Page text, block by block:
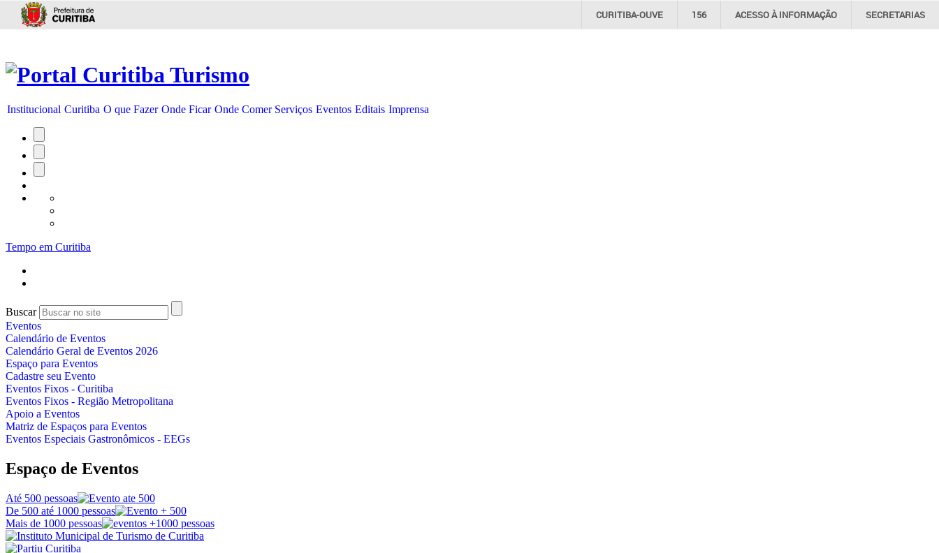
Ir para conteúdo CURITIBA-OUVE 156 ACESSO ÀINFORMAÇÃO SECRETARIAS
Institucional Curitiba O que Fazer Onde Ficar Onde Comer Serviços Eventos Editais Imprensa
Tempo em Curitiba
Buscar
Eventos
Calendário de Eventos
Calendário Geral de Eventos 2026
Espaço para Eventos
Cadastre seu Evento
Eventos Fixos - Curitiba
Eventos Fixos - Região Metropolitana
Apoio a Eventos
Matriz de Espaços para Eventos
Eventos Especiais Gastronômicos - EEGs
Espaço de Eventos
Até 500 pessoas
De 500 até 1000 pessoas
Mais de 1000 pessoas